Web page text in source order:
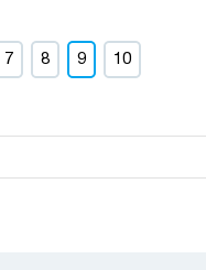
7 8 9 10